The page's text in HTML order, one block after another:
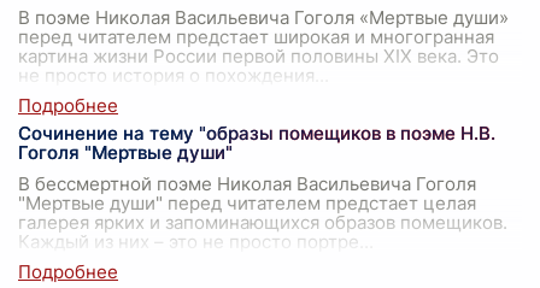
В поэме Николая Васильевича Гоголя «Мертвые души»
перед читателем предстает широкая и многогранная
картина жизни России первой половины XIX века. Это
не просто история о похождения
Сочинение на тему "образы помещиков в поэме Н.В.
Гоголя "Мертвые души"
В бессмертной поэме Николая Васильевича Гоголя
"Мертвые души" перед читателем предстает целая
галерея ярких и запоминающихся образов помещиков.
Каждый из них – это не просто портре